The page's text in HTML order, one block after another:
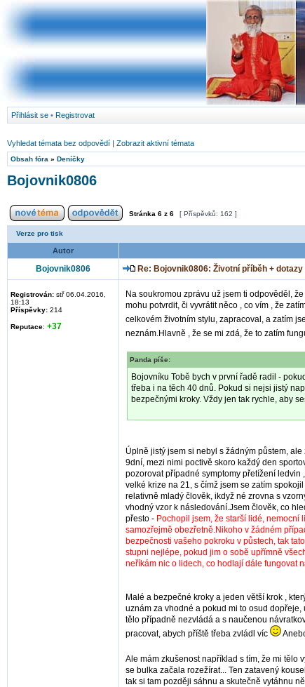
Přihlásit se • Registrovat
Vyhledat témata bez odpovědí | Zobrazit aktivní témata
Obsah fóra » Deníčky
Bojovnik0806
Stránka 6 z 6 [ Příspěvků: 162 ]
Verze pro tisk
Autor
Bojovnik0806 Re: Bojovnik0806: Životní příběh +
Registrován: stř 06.04.2016,
18:13
Příspěvky: 214
Reputace: +37
Na soukromou zprávu už jsem ti odpověděl,
mohu potvrdit, či vyvrátit něco , co vím , že
celkovém životním stylu, zapracoval, a zatím
neznám.Hlavně , že se mi zdá, že to zatím
Panda píše:
Bojovníku Tobě bych v první řadě radil -
třeba i na těch 40 dnů. Pokud si nejsi jistý
bezpečnými kroky. Vždy jen tak rychle, aby
Úplně jistý jsem si nebyl s žádným půstem,
9dní, mezi nimi poctivě skoro každý den
pozorovat případné symptomy přetížení ledvin
velké krize na 21, s čímž jsem se zatím
relativně mladý člověk, ikdyž né zrovna s
vhodný vzor k následování.Jsem člověk, co
přesto - Pochopil jsem, že starší lidé,
samozřejmě obezřetně.Nikoho v žádném
bezpečnosti vašeho pokroku v půstech, tak
stupni nejlépe, pokud jim o sobě upřímně
neříkám nic o lidech, co hodlají dále fungovat
Malé a bezpečné kroky a jeden větší krok ,
uznám za vhodné a pokud mi to osud
tělo případně nezvládá a s naučenou
pracovat, abych příště třeba zvládl víc
Ale mám zkušenost například s tím, že mi tělo
se bulka začala rozežírat... Ten zatavený
tak si tam později sáhnu a skutečně vytáhnu